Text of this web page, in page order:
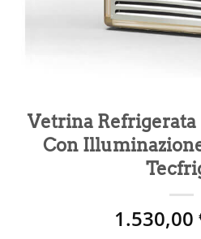
Vetrina Refrigerata
Con
1.530,00